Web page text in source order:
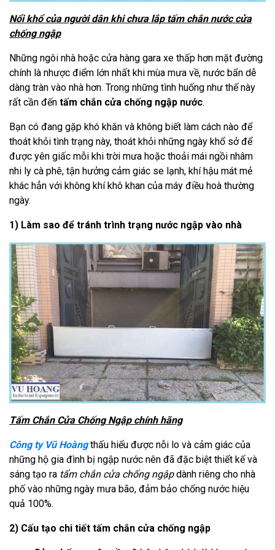
Nổi khổ của người dân khi chưa lắp tấm chắn nước cửa
chống ngập
Những ngôi nhà hoặc cửa hàng gara xe thấp hơn mặt đường
chính là nhược điểm lớn nhất khi mùa mưa về, nước bẩn dễ
dàng tràn vào nhà hơn. Trong những tình huống như thế này
rất cần đến tấm chắn cửa chống ngập nước.
Bạn có đang gặp khó khăn và không biết làm cách nào để
thoát khỏi tình trạng này, thoát khỏi những ngày khổ sở để
được yên giấc mỗi khi trời mưa hoặc thoải mái ngồi nhâm
nhi ly cà phê, tận hưởng cảm giác se lạnh, khí hậu mát mẻ
khác hẳn với không khí khô khan của máy điều hoà thường
ngày.
1) Làm sao để tránh trình trạng nước ngập vào nhà
Tấm Chắn Cửa Chống Ngập chính hãng
Công ty Vũ Hoàngthấu hiểu được nỗi lo và cảm giác của
những hộ gia đình bị ngập nước nên đã đặc biệt thiết kế và
sáng tạo ra tấm chắn cửa chống ngậpdành riêng cho nhà
phố vào những ngày mưa bão, đảm bảo chống nước hiệu
quả 100%.
2) Cấu tạo chi tiết tấm chắn cửa chống ngập